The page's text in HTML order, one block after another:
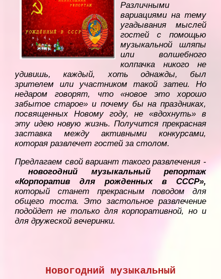
Различными
вариациями на тему
угадывания мыслей
гостей с помощью
музыкальной шляпы
или волшебного
колпачка никого не
удивишь, каждый, хоть однажды, был
зрителем или участником такой затеи. Но
недаром говорят, что «новое это хорошо
забытое старое» и почему бы на праздниках,
посвященных Новому году, не «вдохнуть» в
эту идею новую жизнь. Получится прекрасная
заставка между активными конкурсами,
которая развлечет гостей за столом.
Предлагаем свой вариант такого развлечения -
новогодний музыкальный репортаж
«Корпоратив для рожденных в СССР»,
который станет прекрасным поводом для
общего тоста. Это застольное развлечение
подойдет не только для корпоративной, но и
для дружеской вечеринки.
Новогодний музыкальный